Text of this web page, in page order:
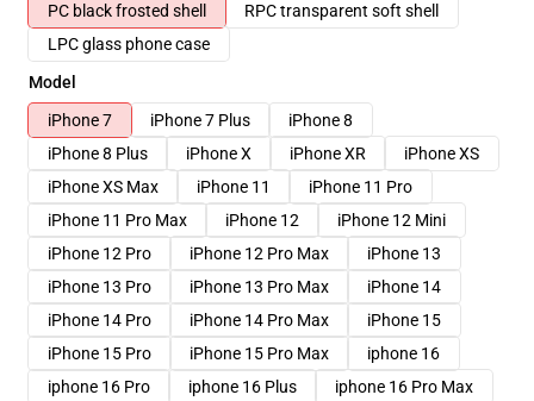
PC black frosted shell
RPC transparent soft shell
LPC glass phone case
Model
iPhone 7
iPhone 7 Plus
iPhone 8
iPhone 8 Plus
iPhone X iPhone XR
iPhone XS
iPhone XS Max
iPhone 11
iPhone 11 Pro
iPhone 11 Pro Max
iPhone 12
iPhone 12 Mini
iPhone 12 Pro
iPhone 12 Pro Max
iPhone 13
iPhone 13 Pro
iPhone 13 Pro Max
iPhone 14
iPhone 14 Pro
iPhone 14 Pro Max
iPhone 15
iPhone 15 Pro
iPhone 15 Pro Max
iphone 16
iphone 16 Pro
iphone 16 Plus iphone 16 Pro Max